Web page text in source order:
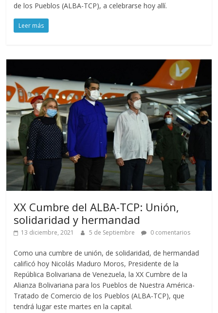
de los Pueblos (ALBA-TCP), a celebrarse hoy allí.
Leer más
XX Cumbre del ALBA-TCP: Unión,
solidaridad y hermandad
13 diciembre, 2021 5 de Septiembre 0 comentarios
Como una cumbre de unión, de solidaridad, de hermandad
calificó hoy Nicolás Maduro Moros, Presidente de la
República Bolivariana de Venezuela, la XX Cumbre de la
Alianza Bolivariana para los Pueblos de Nuestra América-
Tratado de Comercio de los Pueblos (ALBA-TCP), que
tendrá lugar este martes en la capital.